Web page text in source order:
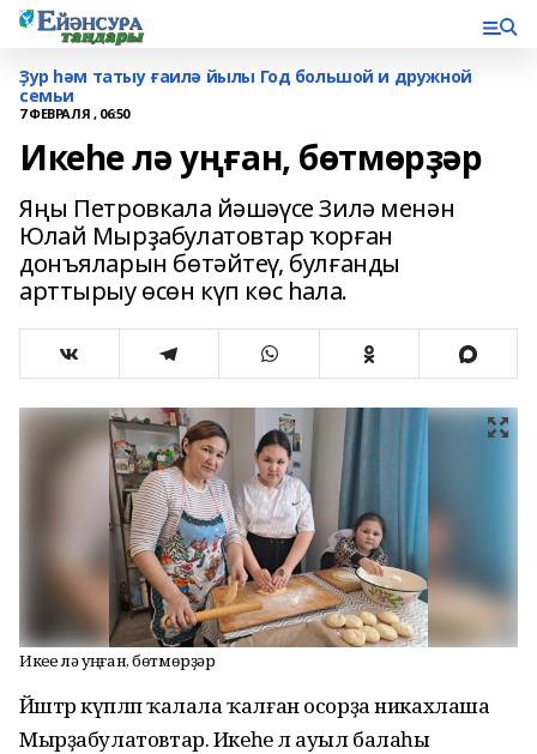
Ҙур һәм татыу ғаилә йылы Год большой и дружной
семьи
7 ФЕВРАЛЯ , 06:50
Икеһе лә уңған, бөтмөрҙәр
Яңы Петровкала йәшәүсе Зилә менән
Юлай Мырҙабулатовтар ҡорған
донъяларын бөтәйтеү, булғанды
арттырыу өсөн күп көс һала.
Икеһе лә уңған, бөтмөрҙәр
Йәштәр күпләп ҡалала ҡалған осорҙа никахлаша
Мырҙабулатовтар. Икеһе лә ауыл балаһы